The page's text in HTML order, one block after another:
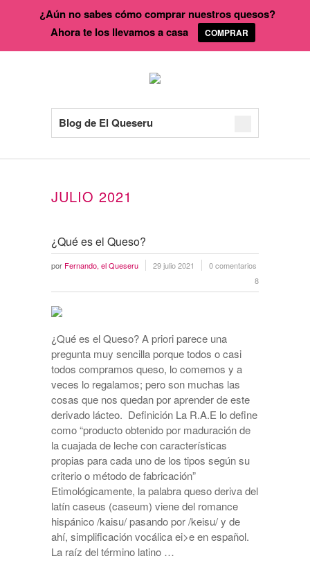
Blog de El Queseru
JULIO 2021
¿Qué es el Queso?
por Fernando, el Queseru 29 julio 2021
0 comentarios
8
¿Qué es el Queso? A priori parece una
pregunta muy sencilla porque todos o casi
todos compramos queso, lo comemos y a
veces lo regalamos; pero son muchas las
cosas que nos quedan por aprender de este
derivado lácteo. Definición La R.A.E lo define
como “producto obtenido por maduración de
la cuajada de leche con características
propias para cada uno de los tipos según su
criterio o método de fabricación”
Etimológicamente, la palabra queso deriva del
latín caseus (caseum) viene del romance
hispánico /kaisu/ pasando por /keisu/ y de
ahí, simplificación vocálica ei>e en español.
La raíz del término latino …
¿Aún no sabes cómo comprar nuestros quesos?
Ahora te los llevamos a casa
COMPRAR